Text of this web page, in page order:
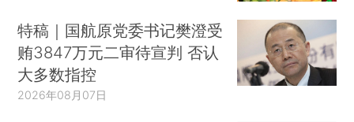
特稿｜国航原党委书记樊澄受
贿3847万元二审待宣判 否认
大多数指控
2026年08月07日